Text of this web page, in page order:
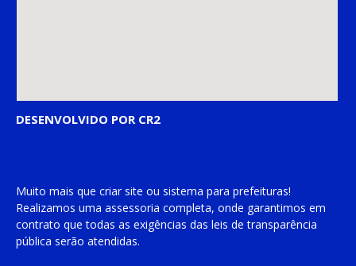
DESENVOLVIDO POR CR2
Muito mais que criar site ou sistema para prefeituras!
Realizamos uma assessoria completa, onde garantimos em
contrato que todas as exigências das leis de transparência
pública serão atendidas.